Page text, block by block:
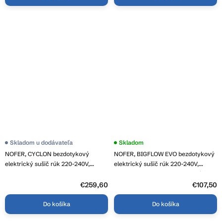
NOFER, CYCLON bezdotykový
elektrický sušič rúk 220-240V,
Skladom u dodávateľa
€259,60
Do košíka
NOFER, BIGFLOW EVO bezdotykový
elektrický sušič rúk 220-240V,
2050W, 222x286x100mm, ABS/biela,
Skladom
€107,50
Do košíka